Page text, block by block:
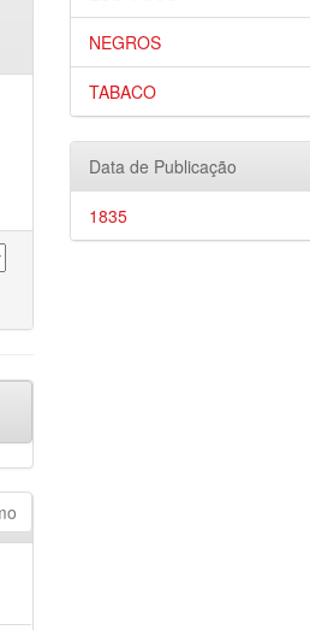
NEGROS
TABACO
Data de Publicação
1835